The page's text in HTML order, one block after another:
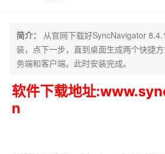
简介：
从官网下载好SyncNavigator
装，点下一步，直到桌面生成两个快捷
务端和客户端。此时安装完成。
软件下载地址
n